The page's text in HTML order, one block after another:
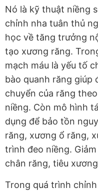
Nó là kỹ thuật niềng
chỉnh nha tuân thủ
học về tăng trưởng
tạo xương răng.
mạch máu là yếu tố
bào quanh răng giúp
chuyển của răng
niềng. Còn mô hình
dụng để bảo tồn
răng, xương ổ răng,
trình đeo niềng.
chân răng, tiêu
Trong quá trình